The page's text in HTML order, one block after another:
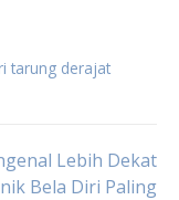
tarung derajat
Lebih Dekat
Bela Diri Paling